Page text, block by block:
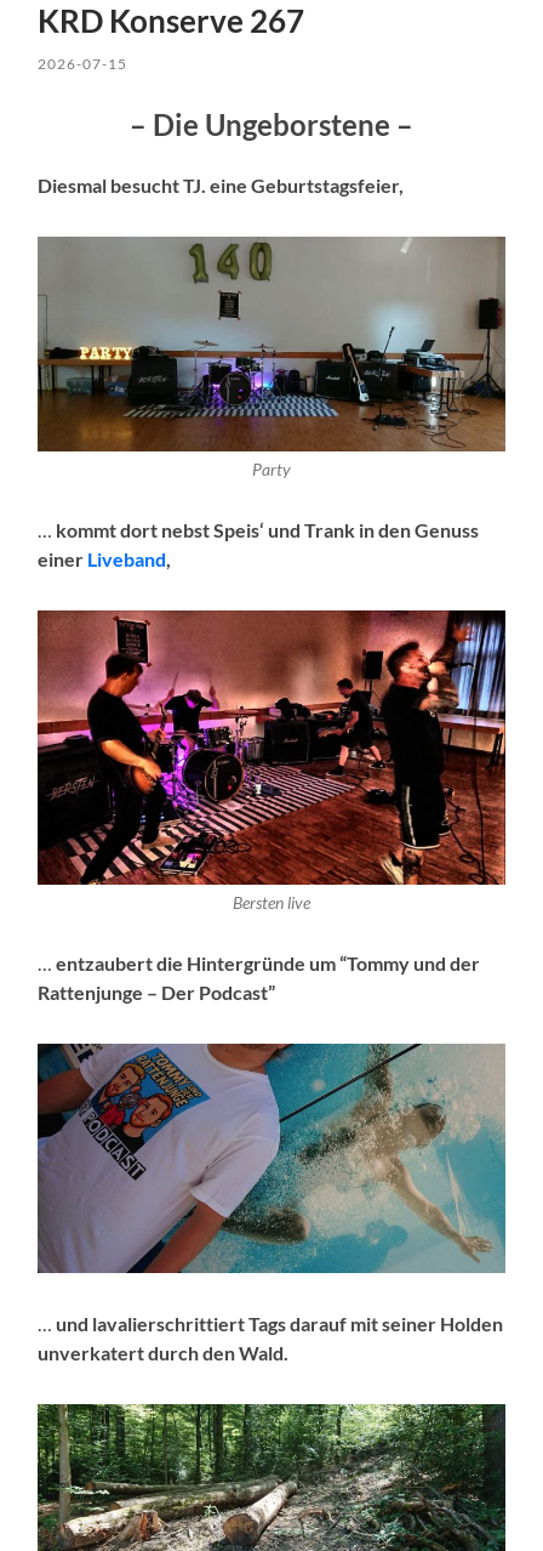
KRD Konserve 267
2026-07-15
– Die Ungeborstene –
Diesmal besucht TJ. eine Geburtstagsfeier,
Party
kommt dort nebst Speis‘ und Trank in den Genuss
einer Liveband
Bersten live
…entzaubert die Hintergründe um “Tommy und der
Rattenjunge – Der Podcast”
… und lavalierschrittiert Tags darauf mit seiner Holden
unverkatert durch den Wald.